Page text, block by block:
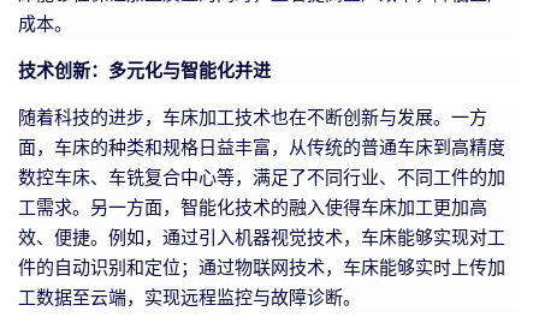
成本。
技术创新：多元化与智能化并进
随着科技的进步，车床加工技术也在不断创新与发展。一方
面，车床的种类和规格日益丰富，从传统的普通车床到高精度
数控车床、车铣复合中心等，满足了不同行业、不同工件的加
工需求。另一方面，智能化技术的融入使得车床加工更加高
效、便捷。例如，通过引入机器视觉技术，车床能够实现对工
件的自动识别和定位；通过物联网技术，车床能够实时上传加
工数据至云端，实现远程监控与故障诊断。